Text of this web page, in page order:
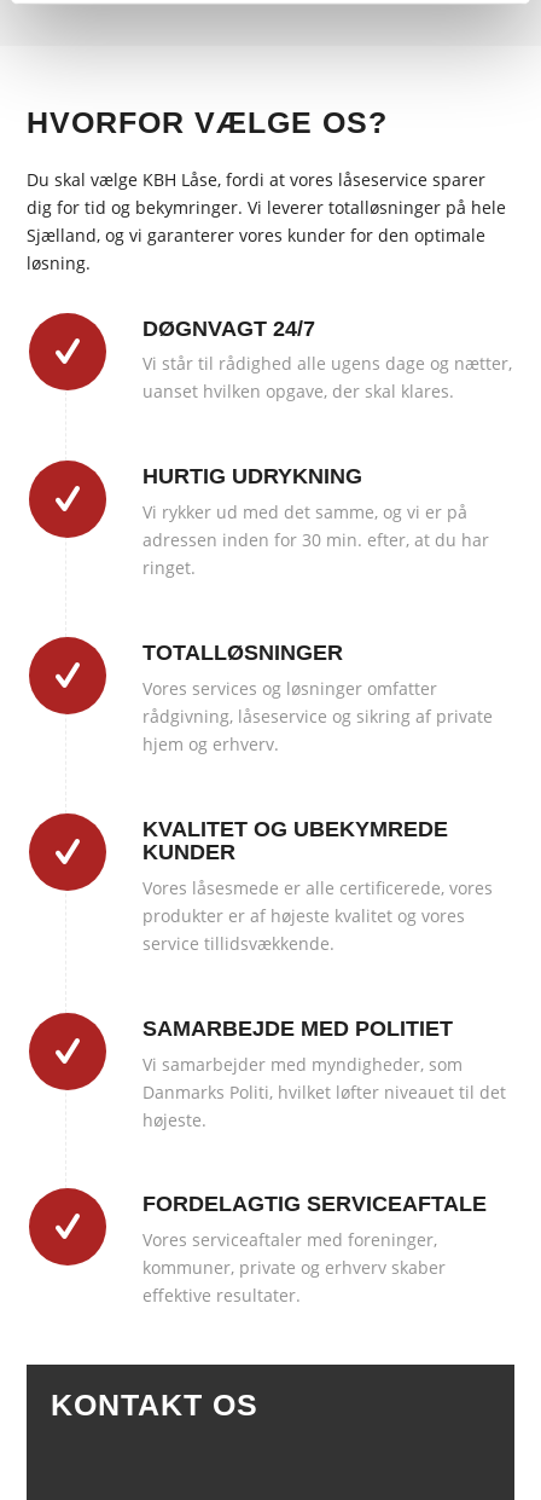
HVORFOR VÆLGE OS?
Du skal vælge KBH Låse, fordi at vores låseservice sparer
dig for tid og bekymringer. Vi leverer totalløsninger på hele
Sjælland, og vi garanterer vores kunder for den optimale
løsning.
DØGNVAGT 24/7
Vi står til rådighed alle ugens dage og nætter,
uanset hvilken opgave, der skal klares.
HURTIG UDRYKNING
Vi rykker ud med det samme, og vi er på
adressen inden for 30 min. efter, at du har
ringet.
TOTALLØSNINGER
Vores services og løsninger omfatter
rådgivning, låseservice og sikring af private
hjem og erhverv.
KVALITET OG UBEKYMREDE
KUNDER
Vores låsesmede er alle certificerede, vores
produkter er af højeste kvalitet og vores
service tillidsvækkende.
SAMARBEJDE MED POLITIET
Vi samarbejder med myndigheder, som
Danmarks Politi, hvilket løfter niveauet til det
højeste.
FORDELAGTIG SERVICEAFTALE
Vores serviceaftaler med foreninger,
kommuner, private og erhverv skaber
effektive resultater.
KONTAKT OS